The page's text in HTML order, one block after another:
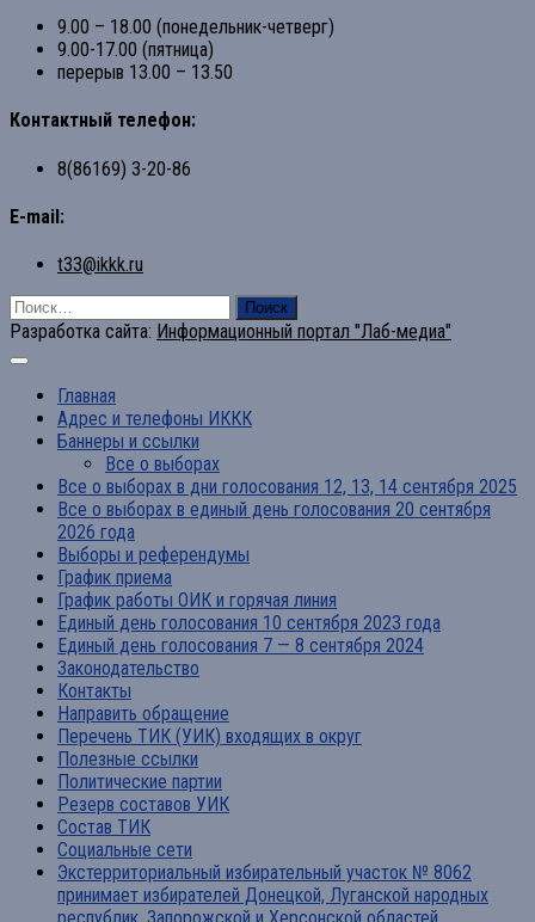
9.00 – 18.00 (понедельник-четверг)
9.00-17.00 (пятница)
перерыв 13.00 – 13.50
Контактный телефон:
8(86169) 3-20-86
E-mail:
t33@ikkk.ru
Найти:
Разработка сайта: Информационный портал "Лаб-медиа"
Главная
Адрес и телефоны ИККК
Баннеры и ссылки
Все о выборах
Все о выборах в дни голосования 12, 13, 14 сентября 2025
Все о выборах в единый день голосования 20 сентября
2026 года
Выборы и референдумы
График приема
График работы ОИК и горячая линия
Единый день голосования 10 сентября 2023 года
Единый день голосования 7 — 8 сентября 2024
Законодательство
Контакты
Направить обращение
Перечень ТИК (УИК) входящих в округ
Полезные ссылки
Политические партии
Резерв составов УИК
Состав ТИК
Социальные сети
Экстерриториальный избирательный участок № 8062
принимает избирателей Донецкой, Луганской народных